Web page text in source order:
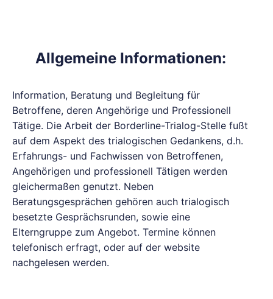
Allgemeine Informationen:
Information, Beratung und Begleitung für
Betroffene, deren Angehörige und Professionell
Tätige. Die Arbeit der Borderline-Trialog-Stelle fußt
auf dem Aspekt des trialogischen Gedankens, d.h.
Erfahrungs- und Fachwissen von Betroffenen,
Angehörigen und professionell Tätigen werden
gleichermaßen genutzt. Neben
Beratungsgesprächen gehören auch trialogisch
besetzte Gesprächsrunden, sowie eine
Elterngruppe zum Angebot. Termine können
telefonisch erfragt, oder auf der website
nachgelesen werden.